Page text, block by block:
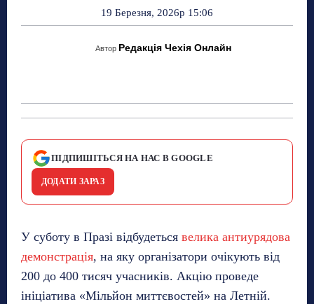
19 Березня, 2026р 15:06
Автор Редакція Чехія Онлайн
ПІДПИШІТЬСЯ НА НАС В GOOGLE
ДОДАТИ ЗАРАЗ
У суботу в Празі відбудеться велика антиурядова
демонстрація, на яку організатори очікують від
200 до 400 тисяч учасників. Акцію проведе
ініціатива «Мільйон миттєвостей» на Летній.